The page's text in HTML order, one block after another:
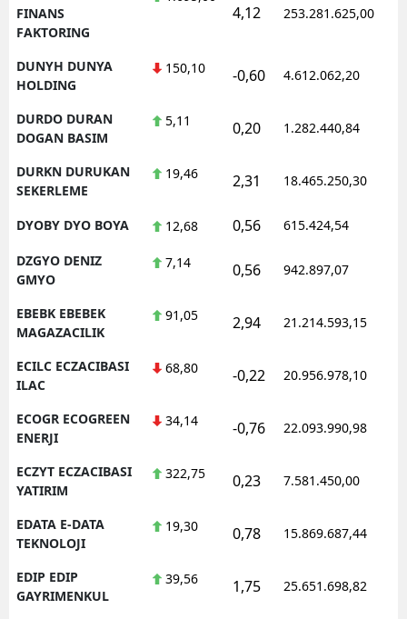
FINANS
FAKTORING
4,12 253.281.625,00
DUNYH DUNYA
HOLDING
150,10 -0,60 4.612.062,20
DURDO DURAN
DOGAN BASIM
5,11 0,20 1.282.440,84
DURKN DURUKAN
SEKERLEME
19,46 2,31 18.465.250,30
DYOBY DYO BOYA 12,68 0,56 615.424,54
DZGYO DENIZ
GMYO
7,14 0,56 942.897,07
EBEBK EBEBEK
MAGAZACILIK
91,05 2,94 21.214.593,15
ECILC ECZACIBASI
ILAC
68,80 -0,22 20.956.978,10
ECOGR ECOGREEN
ENERJI
34,14 -0,76 22.093.990,98
ECZYT ECZACIBASI
YATIRIM
322,75 0,23 7.581.450,00
EDATA E-DATA
TEKNOLOJI
19,30 0,78 15.869.687,44
EDIP EDIP
GAYRIMENKUL
39,56 1,75 25.651.698,82